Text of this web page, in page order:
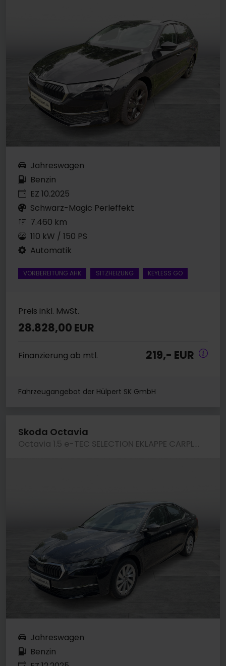
Jahreswagen
Benzin
EZ 10.2025
Schwarz-Magic Perleffekt
7.460 km
110 kW / 150 PS
Automatik
VORBEREITUNG AHK SITZHEIZUNG KEYLESS GO
Preis inkl. MwSt.
28.828,00 EUR
Finanzierung ab mtl. 219,- EUR
Fahrzeugangebot der Hülpert SK GmbH
Skoda Octavia
Octavia 1.5 e-TEC SELECTION EKLAPPE CARPLAY LM17
Jahreswagen
Benzin